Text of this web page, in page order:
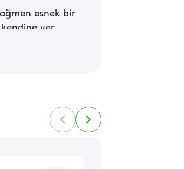
esnek bir
yer
hem de